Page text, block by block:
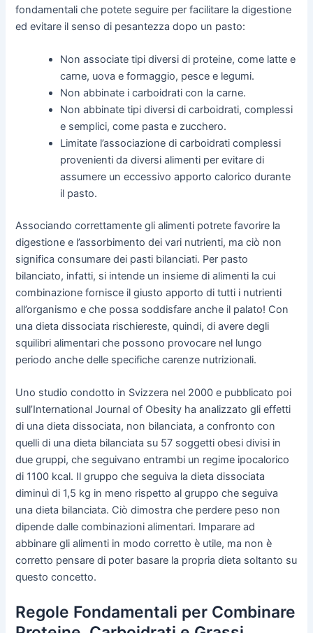
fondamentali che potete seguire per facilitare la digestione
ed evitare il senso di pesantezza dopo un pasto:
Non associate tipi diversi di proteine, come latte e
carne, uova e formaggio, pesce e legumi.
Non abbinate i carboidrati con la carne.
Non abbinate tipi diversi di carboidrati, complessi
e semplici, come pasta e zucchero.
Limitate l’associazione di carboidrati complessi
provenienti da diversi alimenti per evitare di
assumere un eccessivo apporto calorico durante
il pasto.
Associando correttamente gli alimenti potrete favorire la
digestione e l’assorbimento dei vari nutrienti, ma ciò non
significa consumare dei pasti bilanciati. Per pasto
bilanciato, infatti, si intende un insieme di alimenti la cui
combinazione fornisce il giusto apporto di tutti i nutrienti
all’organismo e che possa soddisfare anche il palato! Con
una dieta dissociata rischiereste, quindi, di avere degli
squilibri alimentari che possono provocare nel lungo
periodo anche delle specifiche carenze nutrizionali.
Uno studio condotto in Svizzera nel 2000 e pubblicato poi
sull’International Journal of Obesity ha analizzato gli effetti
di una dieta dissociata, non bilanciata, a confronto con
quelli di una dieta bilanciata su 57 soggetti obesi divisi in
due gruppi, che seguivano entrambi un regime ipocalorico
di 1100 kcal. Il gruppo che seguiva la dieta dissociata
diminuì di 1,5 kg in meno rispetto al gruppo che seguiva
una dieta bilanciata. Ciò dimostra che perdere peso non
dipende dalle combinazioni alimentari. Imparare ad
abbinare gli alimenti in modo corretto è utile, ma non è
corretto pensare di poter basare la propria dieta soltanto su
questo concetto.
Regole Fondamentali per Combinare